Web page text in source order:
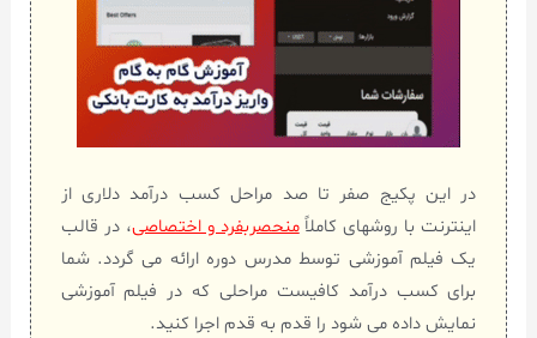
در این پکیج صفر تا صد مراحل کسب درآمد دلاری از
اینترنت با روشهای کاملاًمنحصربفرد و اختصاصی، در قالب
یک فیلم آموزشی توسط مدرس دوره ارائه می گردد. شما
برای کسب درآمد کافیست مراحلی که در فیلم آموزشی
نمایش داده می شود را قدم به قدم اجرا کنید.